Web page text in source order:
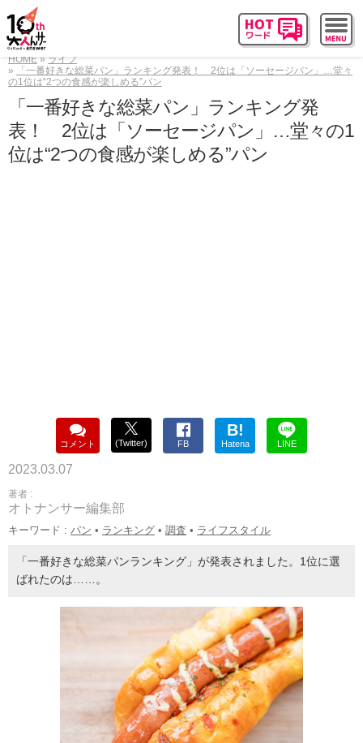
HOME
ライフ
「一番好きな総菜パン」ランキング発表！ 2位は「ソーセージパン」…堂々
の1位は“2つの食感が楽しめる”パン
「一番好きな総菜パン」ランキング発
表！ 2位は「ソーセージパン」…堂々の1
位は“2つの食感が楽しめる”パン
コメント (Twitter) FB
B!
Hatena LINE
2023.03.07
著者 :
オトナンサー編集部
キーワード : パン • ランキング • 調査 • ライフスタイル
「一番好きな総菜パンランキング」が発表されました。1位に選
ばれたのは……。